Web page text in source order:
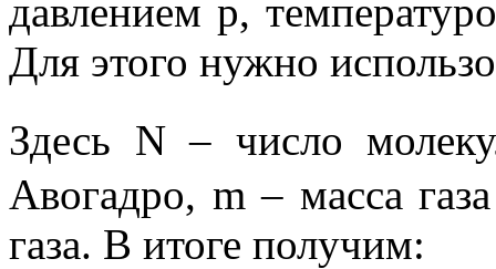
давлением p,
Для этого нужно
Здесь N– число
Авогадро, m – масса
газа. В итоге получим: